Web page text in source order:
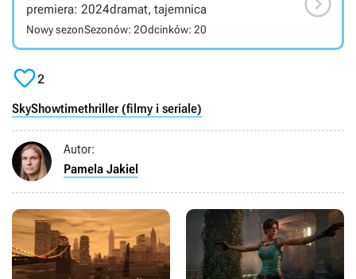
premiera: 2024dramat, tajemnica
Nowy sezonSezonów: 2Odcinków: 20
2
SkyShowtimethriller (filmy i seriale)
Autor:
Pamela Jakiel